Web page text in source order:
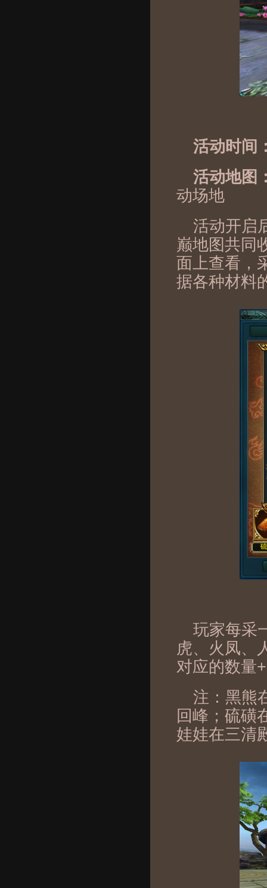
活动时间
活动地图
动场地
活动开启
巅地图共同
面上查看，
据各种材料
玩家每采
虎、火凤、
对应的数量
注：黑熊
回峰；硫磺
娃娃在三清